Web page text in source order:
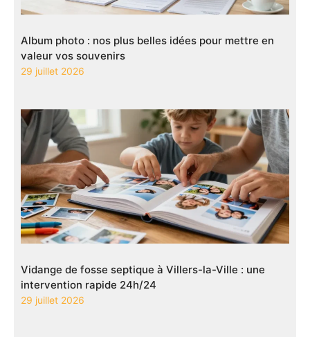
Album photo : nos plus belles idées pour mettre en
valeur vos souvenirs
29 juillet 2026
Vidange de fosse septique à Villers-la-Ville : une
intervention rapide 24h/24
29 juillet 2026